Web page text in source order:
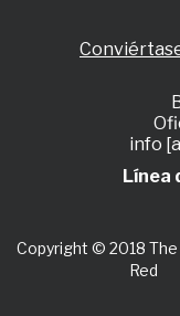
info
Línea
Copyright © 2018
Red